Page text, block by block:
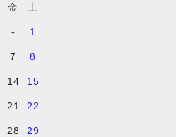
金 土
- 1
7 8
14 15
21 22
28 29